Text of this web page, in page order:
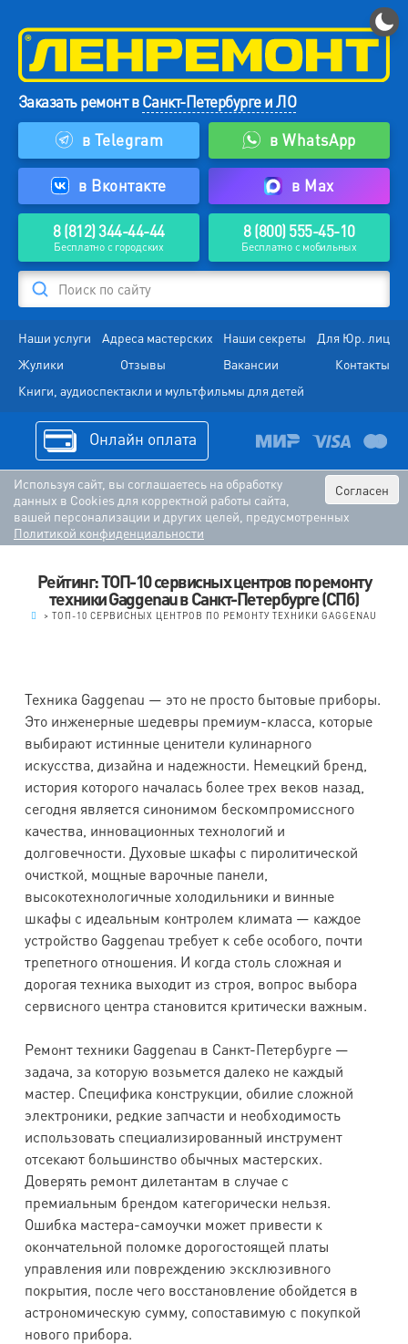
Заказать ремонт вСанкт-Петербурге и ЛО
в Telegram
в WhatsApp
в Вконтакте в Max
8 (812) 344-44-44
Бесплатно с городских
8 (800) 555-45-10
Бесплатно с мобильных
Поиск по сайту
Наши услуги Адреса мастерских Наши секреты
Для Юр. лиц
Жулики
Отзывы Вакансии
Контакты
Книги, аудиоспектакли и мультфильмы для детей
Онлайн оплата
Согласен
Используя сайт, вы соглашаетесь на обработку
данных в Cookies для корректной работы сайта,
вашей персонализации и других целей, предусмотренных
Политикой конфиденциальности
Рейтинг: ТОП-10 сервисных центров по ремонту
техники Gaggenau в Санкт-Петербурге (СПб)
> ТОП-10 СЕРВИСНЫХ ЦЕНТРОВ ПО РЕМОНТУ ТЕХНИКИ GAGGENAU
Техника Gaggenau — это не просто бытовые приборы.
Это инженерные шедевры премиум-класса, которые
выбирают истинные ценители кулинарного
искусства, дизайна и надежности. Немецкий бренд,
история которого началась более трех веков назад,
сегодня является синонимом бескомпромиссного
качества, инновационных технологий и
долговечности. Духовые шкафы с пиролитической
очисткой, мощные варочные панели,
высокотехнологичные холодильники и винные
шкафы с идеальным контролем климата — каждое
устройство Gaggenau требует к себе особого, почти
трепетного отношения. И когда столь сложная и
дорогая техника выходит из строя, вопрос выбора
сервисного центра становится критически важным.
Ремонт техники Gaggenau в Санкт-Петербурге —
задача, за которую возьмется далеко не каждый
мастер. Специфика конструкции, обилие сложной
электроники, редкие запчасти и необходимость
использовать специализированный инструмент
отсекают большинство обычных мастерских.
Доверять ремонт дилетантам в случае с
премиальным брендом категорически нельзя.
Ошибка мастера-самоучки может привести к
окончательной поломке дорогостоящей платы
управления или повреждению эксклюзивного
покрытия, после чего восстановление обойдется в
астрономическую сумму, сопоставимую с покупкой
нового прибора.